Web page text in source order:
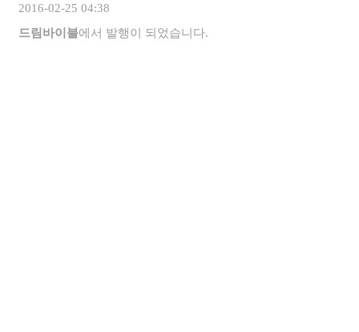
2016-02-25 04:38
드림바이블에서 발행이 되었습니다.